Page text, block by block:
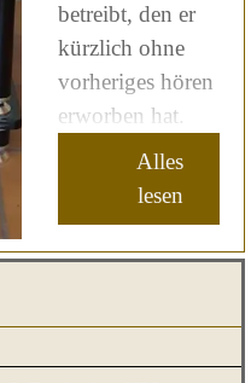
betreibt, den er
kürzlich ohne
vorheriges hören
erworben hat.
Alles
lesen